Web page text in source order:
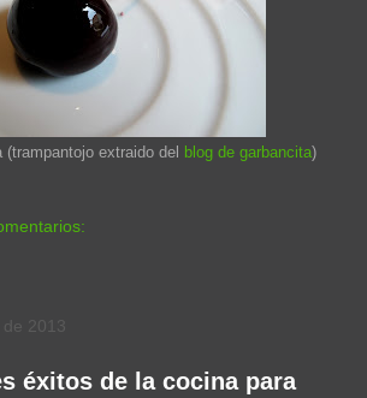
(trampantojo extraido del blog de garbancita)
2013
éxitos de la cocina para